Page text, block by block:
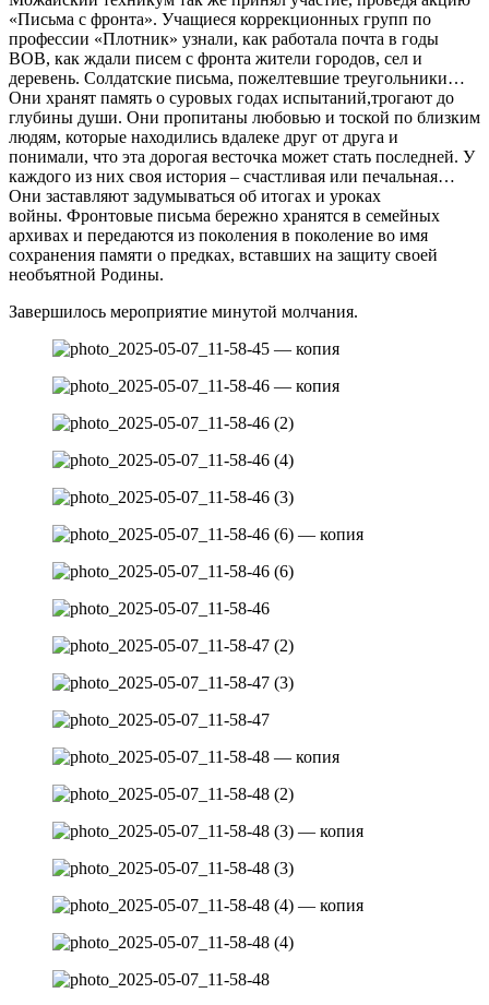
«Письма с фронта». Учащиеся коррекционных групп по
профессии «Плотник» узнали, как работала почта в годы
ВОВ, как ждали писем с фронта жители городов, сел и
деревень. Солдатские письма, пожелтевшие треугольники…
Они хранят память о суровых годах испытаний,трогают до
глубины души. Они пропитаны любовью и тоской по близким
людям, которые находились вдалеке друг от друга и
понимали, что эта дорогая весточка может стать последней. У
каждого из них своя история – счастливая или печальная…
Они заставляют задумываться об итогах и уроках
войны. Фронтовые письма бережно хранятся в семейных
архивах и передаются из поколения в поколение во имя
сохранения памяти о предках, вставших на защиту своей
необъятной Родины.
Завершилось мероприятие минутой молчания.